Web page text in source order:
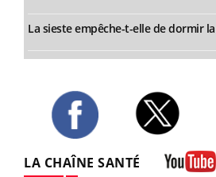
La sieste empêche-t-elle de dormir
LA CHAÎNE SANTÉ